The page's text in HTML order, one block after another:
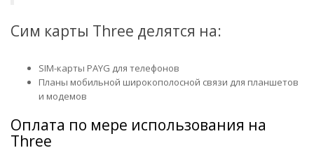
Сим карты Three делятся на:
SIM-карты PAYG для телефонов
Планы мобильной широкополосной связи для планшетов
и модемов
Оплата по мере использования на
Three